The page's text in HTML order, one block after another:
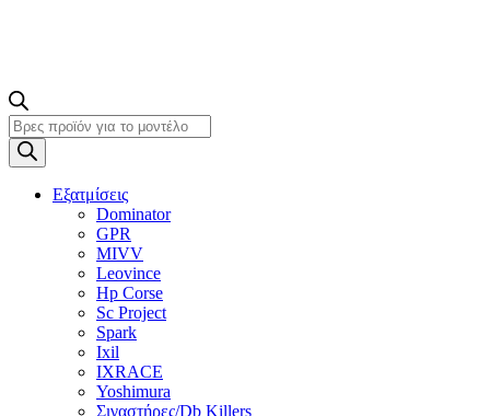
Products
search
Εξατμίσεις
Dominator
GPR
MIVV
Leovince
Hp Corse
Sc Project
Spark
Ixil
IXRACE
Yoshimura
Σιγαστήρες/Db Killers